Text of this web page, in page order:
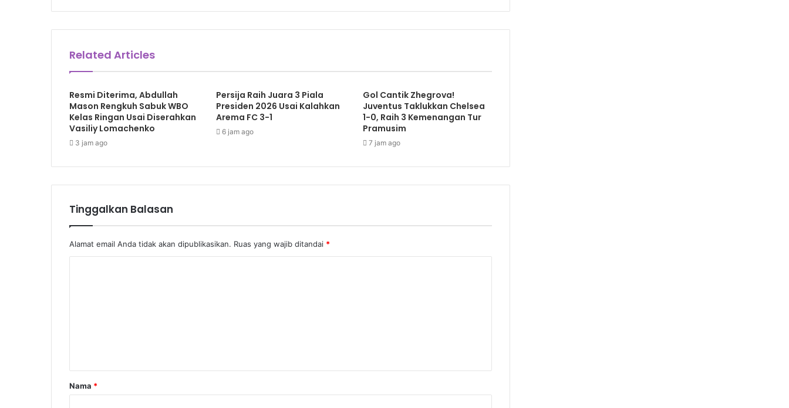
Related Articles
Resmi Diterima, Abdullah
Mason Rengkuh Sabuk WBO
Kelas Ringan Usai Diserahkan
Vasiliy Lomachenko
3 jam ago
Persija Raih Juara 3 Piala
Presiden 2026 Usai Kalahkan
Arema FC 3-1
6 jam ago
Gol Cantik Zhegrova!
Juventus Taklukkan Chelsea
1-0, Raih 3 Kemenangan Tur
Pramusim
7 jam ago
Tinggalkan Balasan
Alamat email Anda tidak akan dipublikasikan. Ruas yang wajib ditandai *
Nama *